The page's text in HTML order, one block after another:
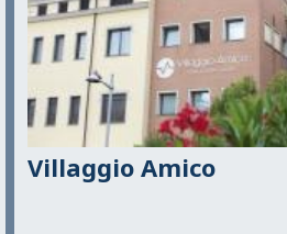
Villaggio Amico